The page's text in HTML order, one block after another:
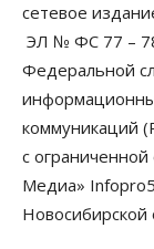
против
07 Августа 2026,
Бизнес
В аэропорту
07 Августа 2026,
Бизнес
сетевое
ЭЛ № ФС 77 –
Федеральной
коммуникаций
с
Медиа»
Новосибирской